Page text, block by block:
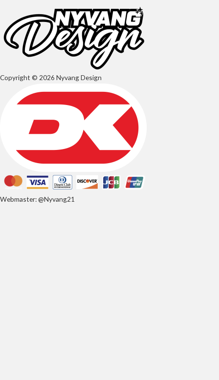
Copyright © 2026 Nyvang Design
Webmaster: @Nyvang21